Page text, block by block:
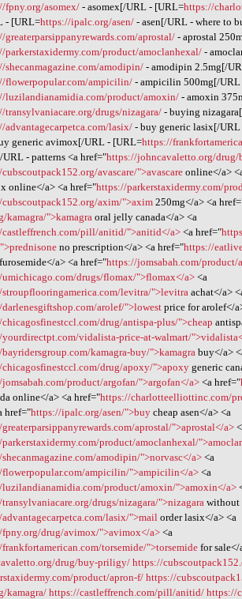
fpny.org/asomex/ - asomex[/URL - [URL=https://
- [URL=https://ipalc.org/asen/ - asen[/URL - where to
greaterparsippanyrewards.com/aprostal/- aprostal
parkerstaxidermy.com/product/amoclanhexal/-
shecanmagazine.com/amodipin/ - amodipin 2.5mg[/
flowerpopular.com/ampicilin/- ampicilin 500mg[/
luzilandianamidia.com/product/amoxin/ - amoxin
transylvaniacare.org/drugs/nizagara/- buying
advantagecarpetca.com/lasix/ - buy generic lasix[/
generic avimox[/URL - [URL=https://
- patterns <a href="https://johncavaletto.org/
avascare/">avascare online</a>
online</a> <a href="https://parkerstaxidermy.com/
axim/">axim250mg</a> <a
kamagra/">kamagra oral jelly canada</a> <a
pill/anitid/">anitid</a> <a href="
no prescription</a> <a href="https://
a> <a href="https://jomsabah.com/product/
drugs/flomax/">flomax</a><a
levitra/">levitra achat</a>
arolef/">lowestprice for arolef</
drug/antispa-plus/">cheap
vidalista-price-at-walmart/
kamagra-buy/">kamagra buy</a>
drug/apoxy/">apoxy generic
product/argofan/">argofan</a> <a href="
online</a> <a href="https://charlotteelliottinc.com/
href="https://ipalc.org/asen/">buy cheap asen</a> <a
aprostal/">aprostal</a>
product/amoclanhexal/
amodipin/">norvasc</a><a
ampicilin/">ampicilin</a><a
product/amoxin/">amoxin</a>
drugs/nizagara/">nizagara without
lasix/">mail order lasix</a> <a
drug/avimox/">avimox</a> <a
torsemide/">torsemide for
drug/buy-priligy/ https://
product/apron-f/ https://
kamagra/ https://castleffrench.com/pill/anitid/ https://